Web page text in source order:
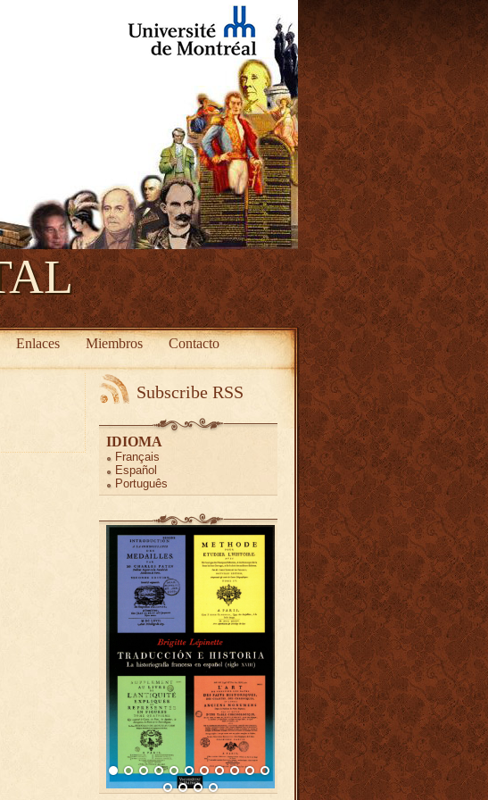
Enlaces Miembros Contacto
Subscribe RSS
IDIOMA
Français
Español
Português